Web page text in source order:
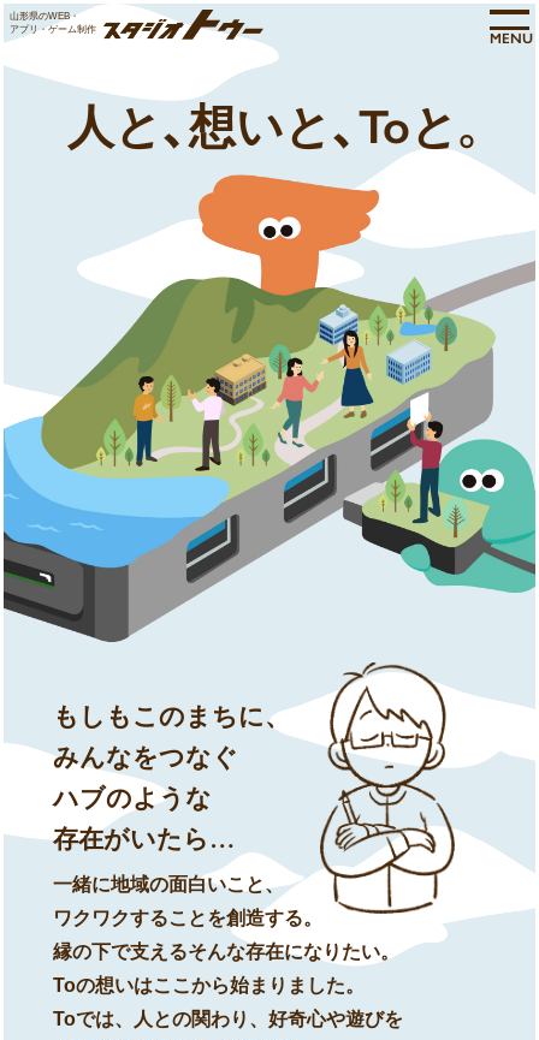
山形県のWEB・
アプリ・ゲーム制作
MENU
人と 、想いと 、Toと 。
もしもこのまちに、
みんなをつなぐ
ハブのような
存在がいたら…
一緒に地域の面白いこと、
ワクワクすることを創造する。
縁の下で支えるそんな存在になりたい。
Toの想いはここから始まりました。
Toでは、人との関わり、好奇心や遊びを